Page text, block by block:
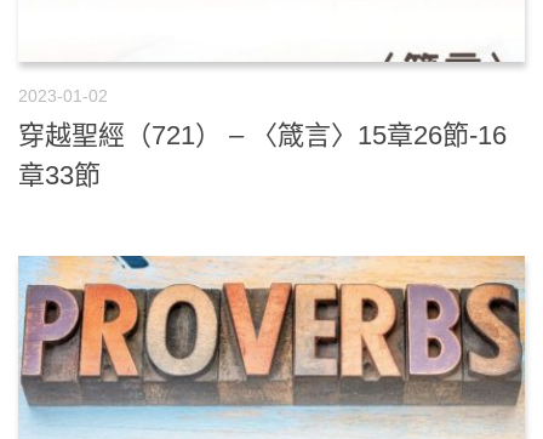
2023-01-02
穿越聖經（721） – 〈箴言〉15章26節-16
章33節